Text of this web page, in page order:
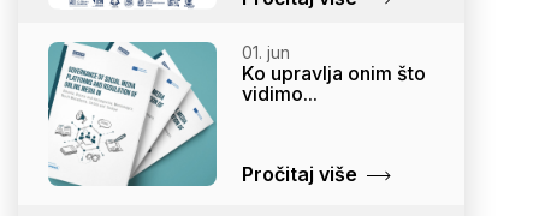
01. jun
Ko upravlja onim što
vidimo...
Pročitaj više